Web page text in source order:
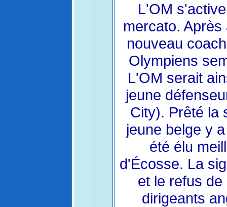
L'OM
mercato.
nouveau
Olympiens
L'OM serait
jeune
City). Prêté la
jeune belge y
été élu
d'Écosse. La
et le refus
dirigeants